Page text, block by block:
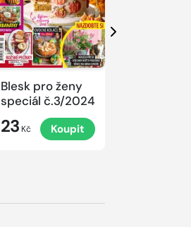
Blesk pro ženy
speciál č.3/2024
23 Kč Koupit
Další